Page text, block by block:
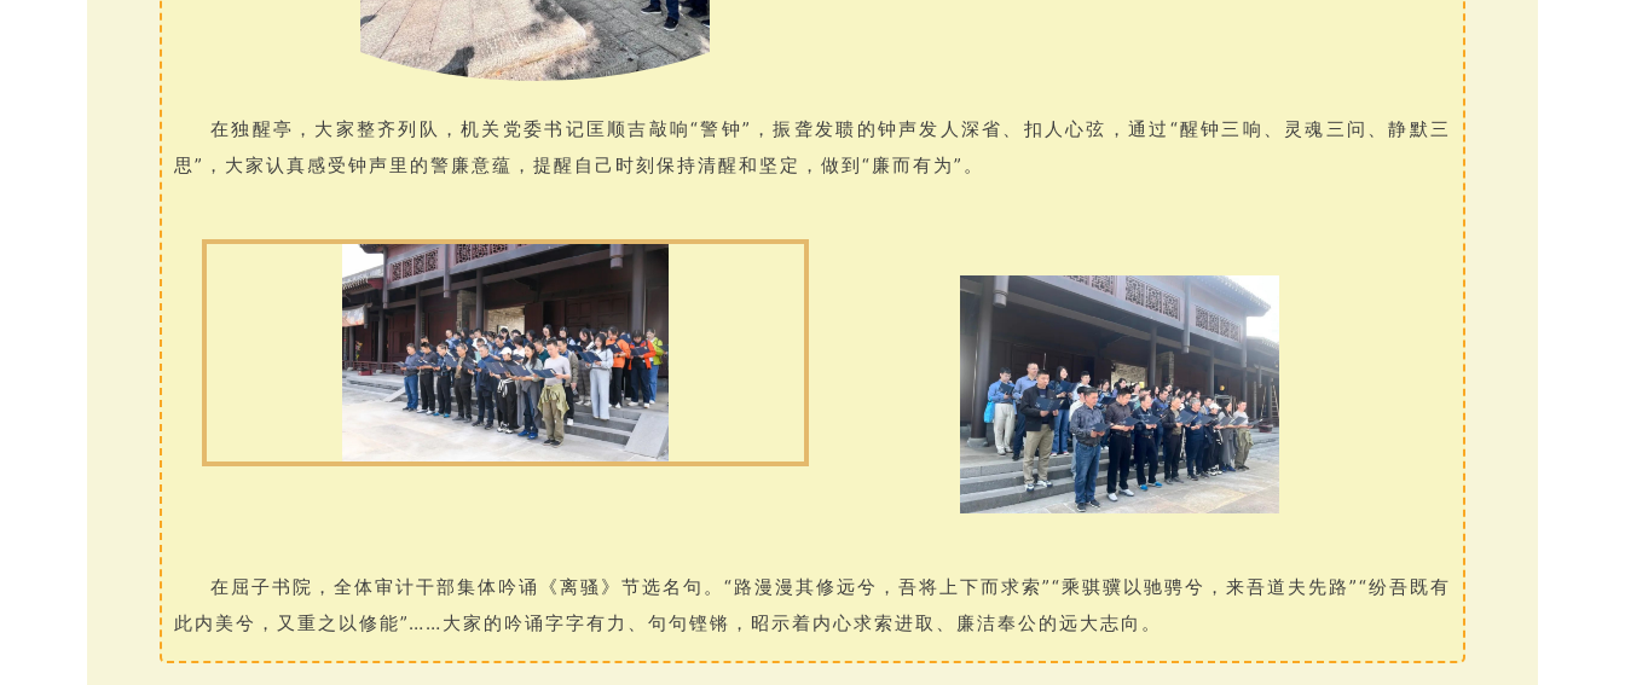
在独醒亭，大家整齐列队，机关党委书记匡顺吉敲响“警钟”，振聋发聩的钟声发人深省、扣人心弦，通过“醒钟三响、灵魂三问、静默三
思”，大家认真感受钟声里的警廉意蕴，提醒自己时刻保持清醒和坚定，做到“廉而有为”。
在屈子书院，全体审计干部集体吟诵《离骚》节选名句。“路漫漫其修远兮，吾将上下而求索”“乘骐骥以驰骋兮，来吾道夫先路”“纷吾既有
此内美兮，又重之以修能”……大家的吟诵字字有力、句句铿锵，昭示着内心求索进取、廉洁奉公的远大志向。